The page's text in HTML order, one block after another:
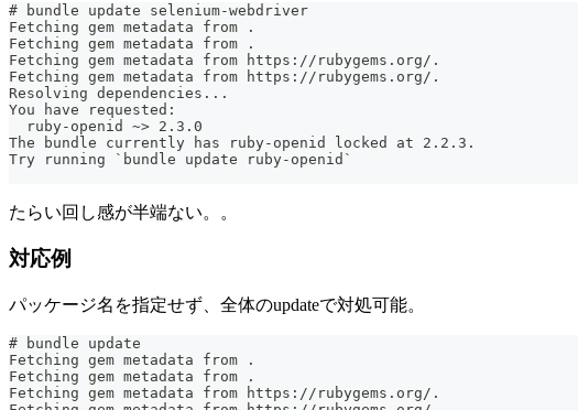
# bundle update selenium-webdriver
Fetching gem metadata from .
Fetching gem metadata from .
Fetching gem metadata from https://rubygems.org/.
Fetching gem metadata from https://rubygems.org/.
Resolving dependencies...
You have requested:
  ruby-openid ~> 2.3.0
The bundle currently has ruby-openid locked at 2.2.3.
Try running `bundle update ruby-openid`
たらい回し感が半端ない。。
対応例
パッケージ名を指定せず、全体のupdateで対処可能。
# bundle update
Fetching gem metadata from .
Fetching gem metadata from .
Fetching gem metadata from https://rubygems.org/.